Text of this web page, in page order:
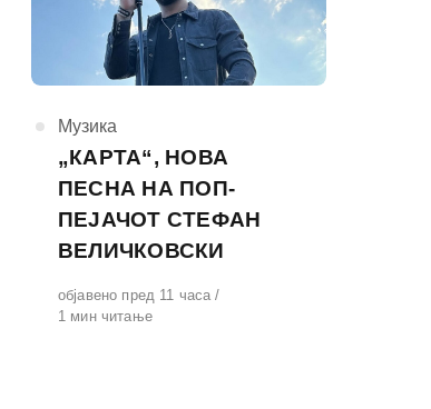
КАтегорија
Музика
„КАРТА“, НОВА
ПЕСНА НА ПОП-
ПЕЈАЧОТ СТЕФАН
ВЕЛИЧКОВСКИ
Објавено
на
објавено пред 11 часа
1 мин читање